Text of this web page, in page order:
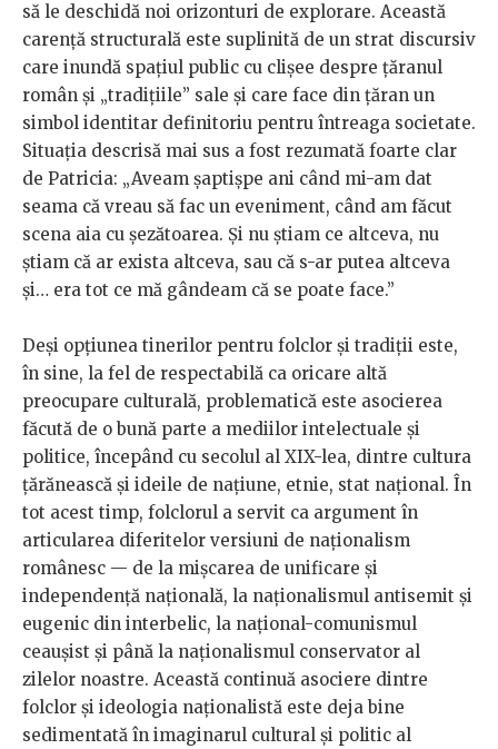
să le deschidă noi orizonturi de explorare. Această
carență structurală este suplinită de un strat discursiv
care inundă spațiul public cu clișee despre țăranul
român și „tradițiile” sale și care face din țăran un
simbol identitar definitoriu pentru întreaga societate.
Situația descrisă mai sus a fost rezumată foarte clar
de Patricia: „Aveam șaptișpe ani când mi-am dat
seama că vreau să fac un eveniment, când am făcut
scena aia cu șezătoarea. Și nu știam ce altceva, nu
știam că ar exista altceva, sau că s-ar putea altceva
și… era tot ce mă gândeam că se poate face.”
Deși opțiunea tinerilor pentru folclor și tradiții este,
în sine, la fel de respectabilă ca oricare altă
preocupare culturală, problematică este asocierea
făcută de o bună parte a mediilor intelectuale și
politice, începând cu secolul al XIX-lea, dintre cultura
țărănească și ideile de națiune, etnie, stat național. În
tot acest timp, folclorul a servit ca argument în
articularea diferitelor versiuni de naționalism
românesc — de la mișcarea de unificare și
independență națională, la naționalismul antisemit și
eugenic din interbelic, la național-comunismul
ceaușist și până la naționalismul conservator al
zilelor noastre. Această continuă asociere dintre
folclor și ideologia naționalistă este deja bine
sedimentată în imaginarul cultural și politic al